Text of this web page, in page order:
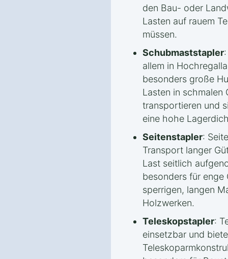
den Bau- oder
Lasten auf rauem
müssen.
Schubmaststapler
allem in
besonders große
Lasten in schmalen
transportieren und
eine hohe
Seitenstapler:
Transport langer
Last seitlich
besonders für enge
sperrigen, langen
Holzwerken.
Teleskopstapler:
einsetzbar und